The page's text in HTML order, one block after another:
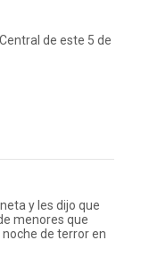
de este 5 de
y les dijo que
menores que
de terror en